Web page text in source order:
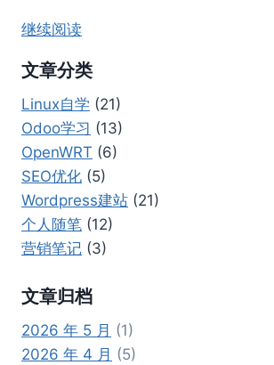
继续阅读
文章分类
Linux自学 (21)
Odoo学习 (13)
OpenWRT (6)
SEO优化 (5)
Wordpress建站 (21)
个人随笔 (12)
营销笔记 (3)
文章归档
2026 年 5 月 (1)
2026 年 4 月 (5)